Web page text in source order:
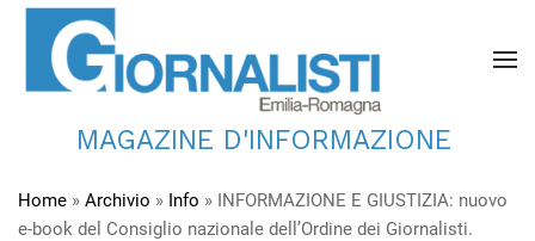
MAGAZINE D'INFORMAZIONE
Home » Archivio » Info » INFORMAZIONE E GIUSTIZIA: nuovo
e-book del Consiglio nazionale dell’Ordine dei Giornalisti.